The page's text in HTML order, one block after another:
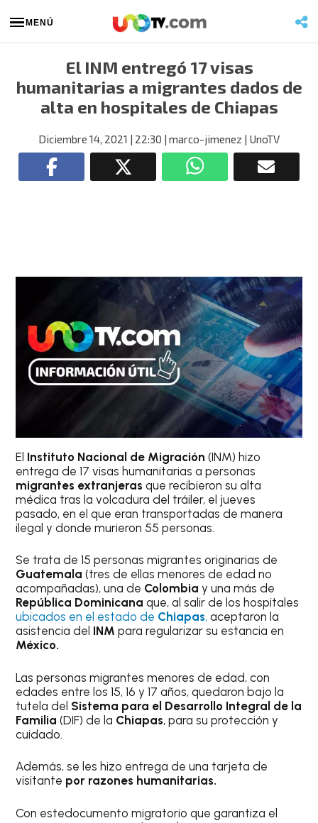
MENÚ
El INM entregó 17 visas
humanitarias a migrantes dados de
alta en hospitales de Chiapas
Diciembre 14, 2021 | 22:30 | marco-jimenez | UnoTV
El Instituto Nacional de Migración (INM) hizo
entrega de 17 visas humanitarias a personas
migrantes extranjeras que recibieron su alta
médica tras la volcadura del tráiler, el jueves
pasado, en el que eran transportadas de manera
ilegal y donde murieron 55 personas.
Se trata de 15 personas migrantes originarias de
Guatemala (tres de ellas menores de edad no
acompañadas), una de Colombia y una más de
República Dominicana que, al salir de los hospitales
ubicados en el estado de Chiapas, aceptaron la
asistencia del INM para regularizar su estancia en
México.
Las personas migrantes menores de edad, con
edades entre los 15, 16 y 17 años, quedaron bajo la
tutela del Sistema para el Desarrollo Integral de la
Familia (DIF) de la Chiapas, para su protección y
cuidado.
Además, se les hizo entrega de una tarjeta de
visitante por razones humanitarias.
Con estedocumento migratorio que garantiza el